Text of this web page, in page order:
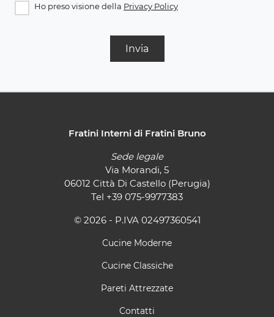
Ho preso visione della Privacy Policy
Invia
Fratini Interni di Fratini Bruno
Sede legale
Via Morandi, 5
06012 Città Di Castello (Perugia)
Tel +39 075-9977383
© 2026 - P.IVA 02497360541
Cucine Moderne
Cucine Classiche
Pareti Attrezzate
Contatti